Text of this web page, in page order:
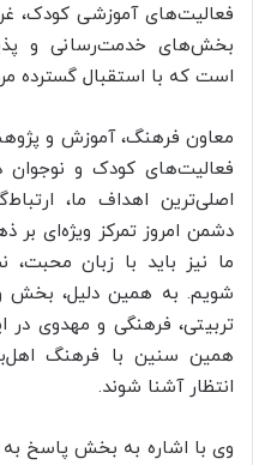
فعالیت‌های آموزشی کودک،
بخش‌های خدمت‌رسانی و
است که با استقبال گسترده
معاون فرهنگ، آموزش و
فعالیت‌های کودک و نوجوان
اصلی‌ترین اهداف ما،
دشمن امروز تمرکز ویژه‌ای بر
ما نیز باید با زبان
شویم. به همین دلیل، بخش
تربیتی، فرهنگی و مهدوی در
همین سنین با فرهنگ
انتظار آشنا شوند.
وی با اشاره به بخش پاسخ به